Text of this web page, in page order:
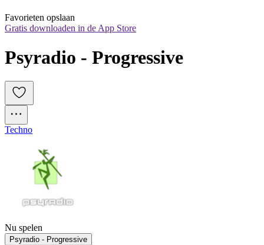
Favorieten opslaan
Gratis downloaden in de App Store
Psyradio - Progressive
Techno
Nu spelen
Psyradio - Progressive